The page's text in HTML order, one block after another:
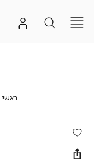
ראשי